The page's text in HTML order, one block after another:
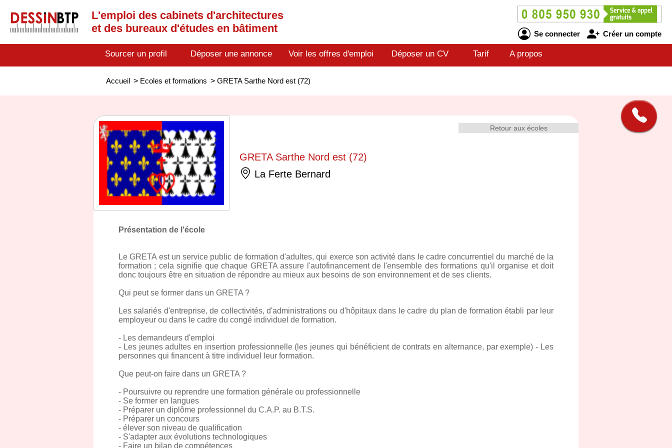
L'emploi des cabinets d'architectures
et des bureaux d'études en bâtiment
Se connecter Créer un compte
Sourcer un profil Déposer une annonce Voir les offres d'emploi Déposer un CV Tarif A propos
Accueil > Ecoles et formations > GRETA Sarthe Nord est (72)
Retour aux écoles
GRETA Sarthe Nord est (72)
La Ferte Bernard
Présentation de l'école
Le GRETA est un service public de formation d'adultes, qui exerce son activité dans le cadre concurrentiel du marché de la
formation ; cela signifie que chaque GRETA assure l'autofinancement de l'ensemble des formations qu'il organise et doit
donc toujours être en situation de répondre au mieux aux besoins de son environnement et de ses clients.
Qui peut se former dans un GRETA ?
Les salariés d'entreprise, de collectivités, d'administrations ou d'hôpitaux dans le cadre du plan de formation établi par leur
employeur ou dans le cadre du congé individuel de formation.
- Les demandeurs d'emploi
- Les jeunes adultes en insertion professionnelle (les jeunes qui bénéficient de contrats en alternance, par exemple) - Les
personnes qui financent à titre individuel leur formation.
Que peut-on faire dans un GRETA ?
- Poursuivre ou reprendre une formation générale ou professionnelle
- Se former en langues
- Préparer un diplôme professionnel du C.A.P. au B.T.S.
- Préparer un concours
- élever son niveau de qualification
- S'adapter aux évolutions technologiques
- Faire un bilan de compétences